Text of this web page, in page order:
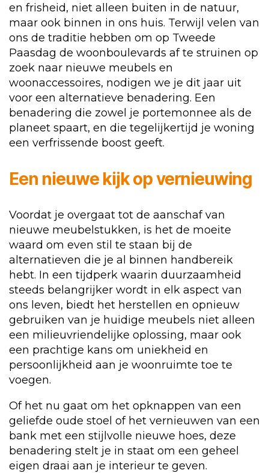
en frisheid, niet alleen buiten in de natuur,
maar ook binnen in ons huis. Terwijl velen van
ons de traditie hebben om op Tweede
Paasdag de woonboulevards af te struinen op
zoek naar nieuwe meubels en
woonaccessoires, nodigen we je dit jaar uit
voor een alternatieve benadering. Een
benadering die zowel je portemonnee als de
planeet spaart, en die tegelijkertijd je woning
een verfrissende boost geeft.
Een nieuwe kijk op vernieuwing
Voordat je overgaat tot de aanschaf van
nieuwe meubelstukken, is het de moeite
waard om even stil te staan bij de
alternatieven die je al binnen handbereik
hebt. In een tijdperk waarin duurzaamheid
steeds belangrijker wordt in elk aspect van
ons leven, biedt het herstellen en opnieuw
gebruiken van je huidige meubels niet alleen
een milieuvriendelijke oplossing, maar ook
een prachtige kans om uniekheid en
persoonlijkheid aan je woonruimte toe te
voegen.
Of het nu gaat om het opknappen van een
geliefde oude stoel of het vernieuwen van een
bank met een stijlvolle nieuwe hoes, deze
benadering stelt je in staat om een geheel
eigen draai aan je interieur te geven.